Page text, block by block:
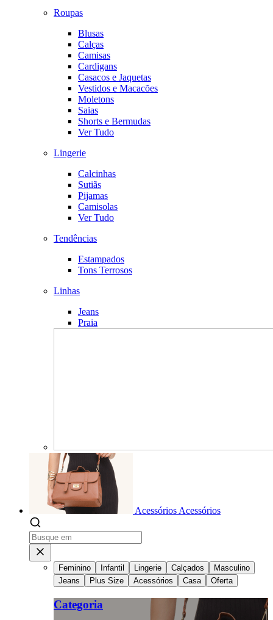
Roupas
Blusas
Calças
Camisas
Cardigans
Casacos e Jaquetas
Vestidos e Macacões
Moletons
Saias
Shorts e Bermudas
Ver Tudo
Lingerie
Calcinhas
Sutiãs
Pijamas
Camisolas
Ver Tudo
Tendências
Estampados
Tons Terrosos
Linhas
Jeans
Praia
Acessórios Acessórios
Feminino Infantil Lingerie Calçados
Masculino
Jeans
Plus Size Acessórios Casa Oferta
Categoria